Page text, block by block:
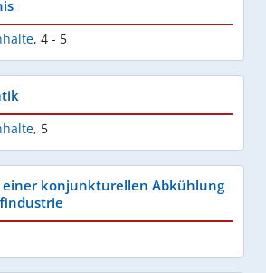
, 4 - 5
, 5
einer konjunkturellen Abkühlung